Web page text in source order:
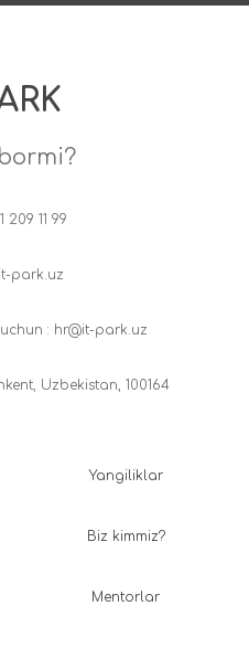
209 11 99
park.uz
: hr@it-park.uz
Uzbekistan, 100164
Yangiliklar
Biz kimmiz?
Mentorlar